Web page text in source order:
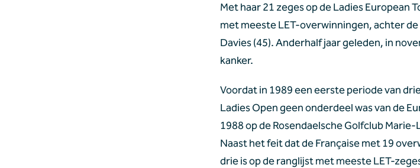
Met haar 21 zeges op de Ladies European
met meeste LET-overwinningen, achter
Davies (45). Anderhalf jaar geleden, in
kanker.
Voordat in 1989 een eerste periode van
Ladies Open geen onderdeel was van de
1988 op de Rosendaelsche Golfclub
Naast het feit dat de Française met 19
drie is op de ranglijst met meeste LET-